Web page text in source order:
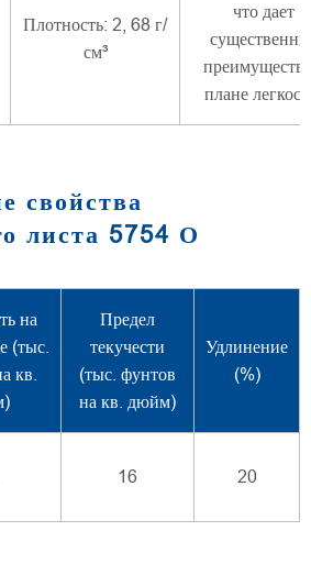
Плотность: 2, 68 г/
см³
что дает
плане
свойства
листа 5754 О
на
(тыс.
кв.
Предел
текучести
(тыс. фунтов
на кв. дюйм)
Удлинение
(%)
16 20